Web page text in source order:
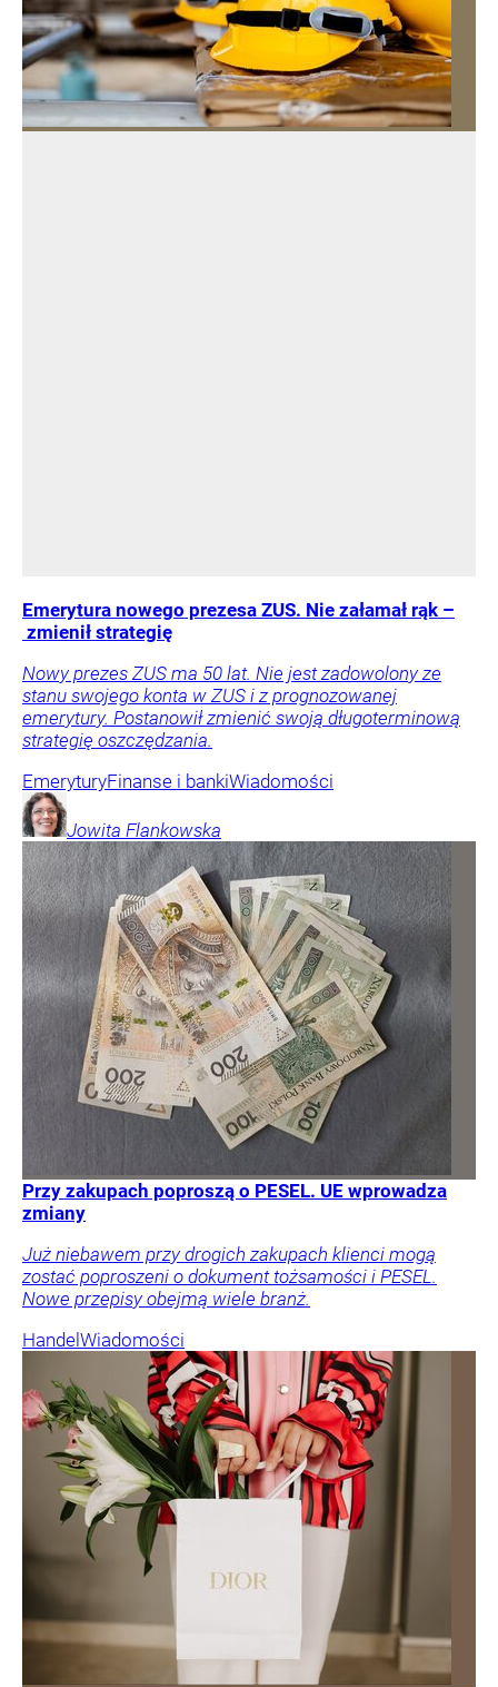
Emerytura nowego prezesa ZUS. Nie załamał rąk –
zmienił strategię
Nowy prezes ZUS ma 50 lat. Nie jest zadowolony ze
stanu swojego konta w ZUS i z prognozowanej
emerytury. Postanowił zmienić swoją długoterminową
strategię oszczędzania.
EmeryturyFinanse i bankiWiadomości
Jowita Flankowska
Przy zakupach poproszą o PESEL. UE wprowadza
zmiany
Już niebawem przy drogich zakupach klienci mogą
zostać poproszeni o dokument tożsamości i PESEL.
Nowe przepisy obejmą wiele branż.
HandelWiadomości